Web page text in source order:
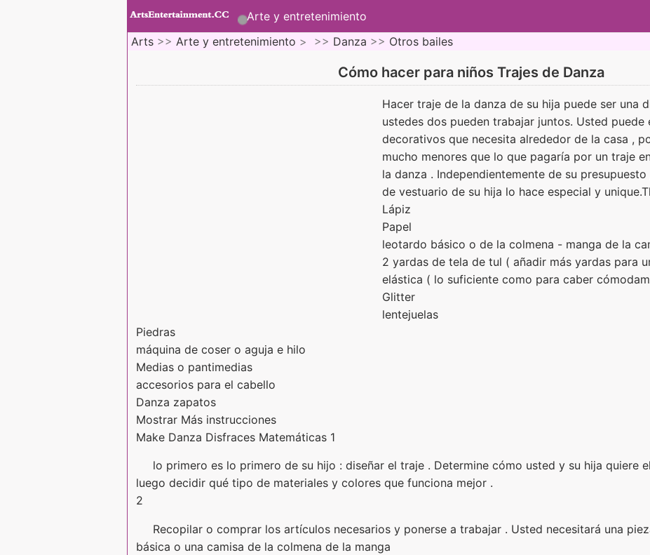
Arte y entretenimiento
Arts >> Arte y entretenimiento > >> Danza >> Otros bailes
Cómo hacer para niños Trajes de Danza
Hacer traje de la danza de su hija puede ser una
ustedes dos pueden trabajar juntos. Usted
decorativos que necesita alrededor de la casa ,
mucho menores que lo que pagaría por un traje
la danza . Independientemente de su
de vestuario de su hija lo hace especial y
Lápiz
Papel
leotardo básico o de la colmena - manga de la
2 yardas de tela de tul ( añadir más yardas para
elástica ( lo suficiente como para caber
Glitter
lentejuelas
Piedras
máquina de coser o aguja e hilo
Medias o pantimedias
accesorios para el cabello
Danza zapatos
Mostrar Más instrucciones
Make Danza Disfraces Matemáticas 1
lo primero es lo primero de su hijo : diseñar el traje . Determine cómo usted y su hija quiere
luego decidir qué tipo de materiales y colores que funciona mejor .
2
Recopilar o comprar los artículos necesarios y ponerse a trabajar . Usted necesitará una
básica o una camisa de la colmena de la manga